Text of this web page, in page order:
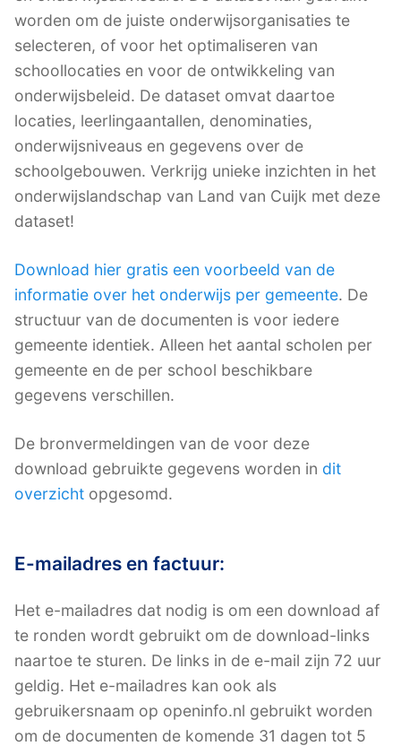
worden om de juiste onderwijsorganisaties te
selecteren, of voor het optimaliseren van
schoollocaties en voor de ontwikkeling van
onderwijsbeleid. De dataset omvat daartoe
locaties, leerlingaantallen, denominaties,
onderwijsniveaus en gegevens over de
schoolgebouwen. Verkrijg unieke inzichten in het
onderwijslandschap van Land van Cuijk met deze
dataset!
Download hier gratis een voorbeeld van de
informatie over het onderwijs per gemeente. De
structuur van de documenten is voor iedere
gemeente identiek. Alleen het aantal scholen per
gemeente en de per school beschikbare
gegevens verschillen.
De bronvermeldingen van de voor deze
download gebruikte gegevens worden in dit
overzicht opgesomd.
E-mailadres en factuur:
Het e-mailadres dat nodig is om een download af
te ronden wordt gebruikt om de download-links
naartoe te sturen. De links in de e-mail zijn 72 uur
geldig. Het e-mailadres kan ook als
gebruikersnaam op openinfo.nl gebruikt worden
om de documenten de komende 31 dagen tot 5